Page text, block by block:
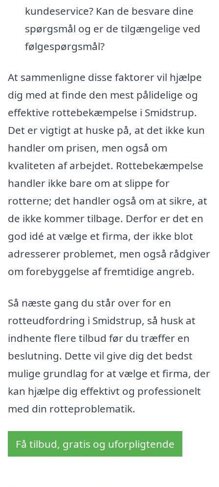
kundeservice? Kan de besvare dine
spørgsmål og er de tilgængelige ved
følgespørgsmål?
At sammenligne disse faktorer vil hjælpe
dig med at finde den mest pålidelige og
effektive rottebekæmpelse i Smidstrup.
Det er vigtigt at huske på, at det ikke kun
handler om prisen, men også om
kvaliteten af arbejdet. Rottebekæmpelse
handler ikke bare om at slippe for
rotterne; det handler også om at sikre, at
de ikke kommer tilbage. Derfor er det en
god idé at vælge et firma, der ikke blot
adresserer problemet, men også rådgiver
om forebyggelse af fremtidige angreb.
Så næste gang du står over for en
rotteudfordring i Smidstrup, så husk at
indhente flere tilbud før du træffer en
beslutning. Dette vil give dig det bedst
mulige grundlag for at vælge et firma, der
kan hjælpe dig effektivt og professionelt
med din rotteproblematik.
Få tilbud, gratis og uforpligtende